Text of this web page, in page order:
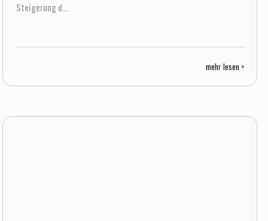
Steigerung d...
mehr lesen >